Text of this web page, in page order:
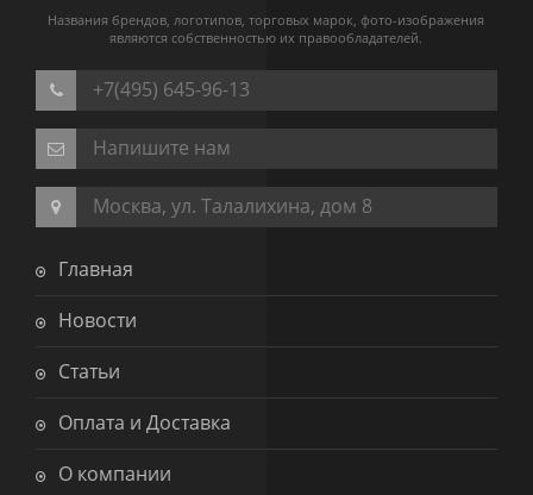
Названия брендов, логотипов, торговых марок, фото-изображения
являются собственностью их правообладателей.
+7(495) 645-96-13
Напишите нам
Москва, ул. Талалихина, дом 8
Главная
Новости
Статьи
Оплата и Доставка
О компании